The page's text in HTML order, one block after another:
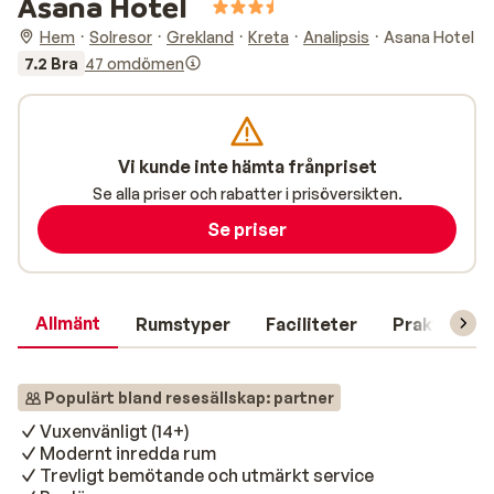
Hem Solresor Grekland Kreta Analipsis
Asana Hotel
7.2 Bra 47 omdömen
Allmänt Rumstyper Faciliteter Praktisk
Populärt bland resesällskap: partner
Vuxenvänligt (14+)
Modernt inredda rum
Trevligt bemötande och utmärkt service
Vi kunde inte hämta frånpriset
Se alla priser och rabatter i prisöversikten.
Se priser